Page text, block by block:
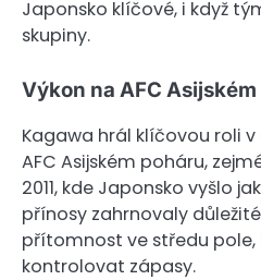
Japonsko klíčové, i když
skupiny.
Výkon na AFC
Kagawa hrál klíčovou roli
AFC Asijském poháru,
2011, kde Japonsko vyšlo
přínosy zahrnovaly
přítomnost ve středu
kontrolovat zápasy.